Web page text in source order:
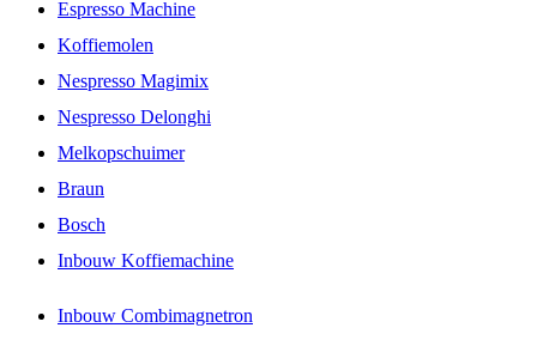
Espresso Machine
Koffiemolen
Nespresso Magimix
Nespresso Delonghi
Melkopschuimer
Braun
Bosch
Inbouw Koffiemachine
Inbouw Combimagnetron